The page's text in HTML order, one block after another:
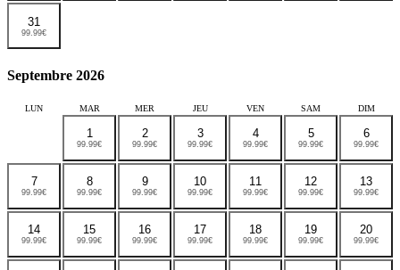
31
99.99€
Septembre 2026
LUN MAR MER JEU VEN SAM DIM
1
99.99€
2
99.99€
3
99.99€
4
99.99€
5
99.99€
6
99.99€
7
99.99€
8
99.99€
9
99.99€
10
99.99€
11
99.99€
12
99.99€
13
99.99€
14
99.99€
15
99.99€
16
99.99€
17
99.99€
18
99.99€
19
99.99€
20
99.99€